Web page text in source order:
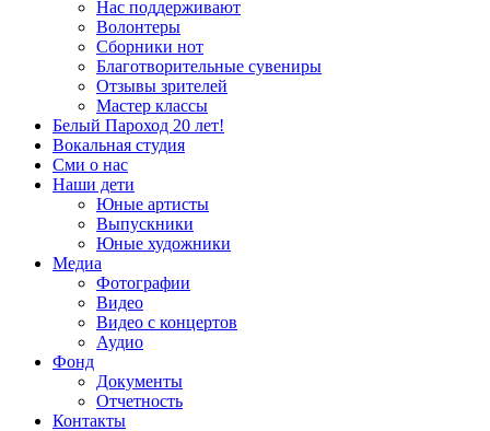
Нас поддерживают
Волонтеры
Сборники нот
Благотворительные сувениры
Отзывы зрителей
Мастер классы
Белый Пароход 20 лет!
Вокальная студия
Сми о нас
Наши дети
Юные артисты
Выпускники
Юные художники
Медиа
Фотографии
Видео
Видео с концертов
Аудио
Фонд
Документы
Отчетность
Контакты